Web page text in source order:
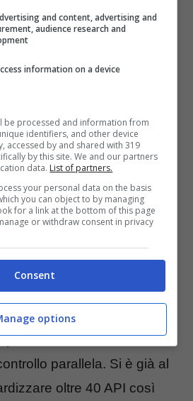
quello del più famoso
un’altra valenza
Sono emersi nuovi
come si
OS che non sarà un
Android, Apple iOS o
un’alternativa che
contemporanea. Si potrà
su piattaforme
ipotizzare una
dalla porta principale:
punterà così a
parallela. Si è già al
oltre 40 API così
and content, advertising and
audience research and
information on a device
be processed and information from
identifiers, and other device
accessed by and shared with 319
by this site. We and our partners
data. List of partners.
your personal data on the basis
you can object to by managing
for a link at the bottom of this page
or withdraw consent in privacy
Consent
options